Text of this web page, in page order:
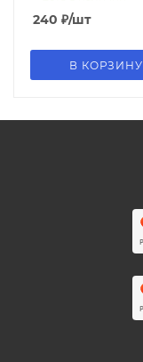
240 ₽/шт
В КОРЗИНУ